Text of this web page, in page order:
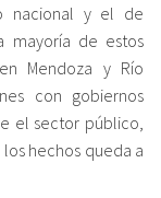
nacional y el de
mayoría de estos
Mendoza y Río
con gobiernos
el sector público,
hechos queda a